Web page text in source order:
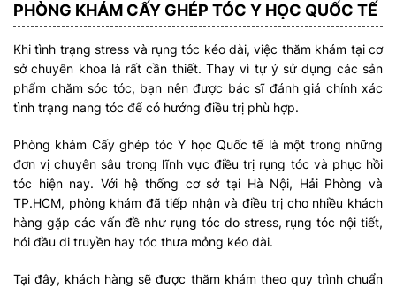
PHÒNG KHÁM CẤY GHÉP TÓC Y HỌC QUỐC TẾ
Khi tình trạng stress và rụng tóc kéo dài, việc thăm khám tại cơ
sở chuyên khoa là rất cần thiết. Thay vì tự ý sử dụng các sản
phẩm chăm sóc tóc, bạn nên được bác sĩ đánh giá chính xác
tình trạng nang tóc để có hướng điều trị phù hợp.
Phòng khám Cấy ghép tóc Y học Quốc tế là một trong những
đơn vị chuyên sâu trong lĩnh vực điều trị rụng tóc và phục hồi
tóc hiện nay. Với hệ thống cơ sở tại Hà Nội, Hải Phòng và
TP.HCM, phòng khám đã tiếp nhận và điều trị cho nhiều khách
hàng gặp các vấn đề như rụng tóc do stress, rụng tóc nội tiết,
hói đầu di truyền hay tóc thưa mỏng kéo dài.
Tại đây, khách hàng sẽ được thăm khám theo quy trình chuẩn